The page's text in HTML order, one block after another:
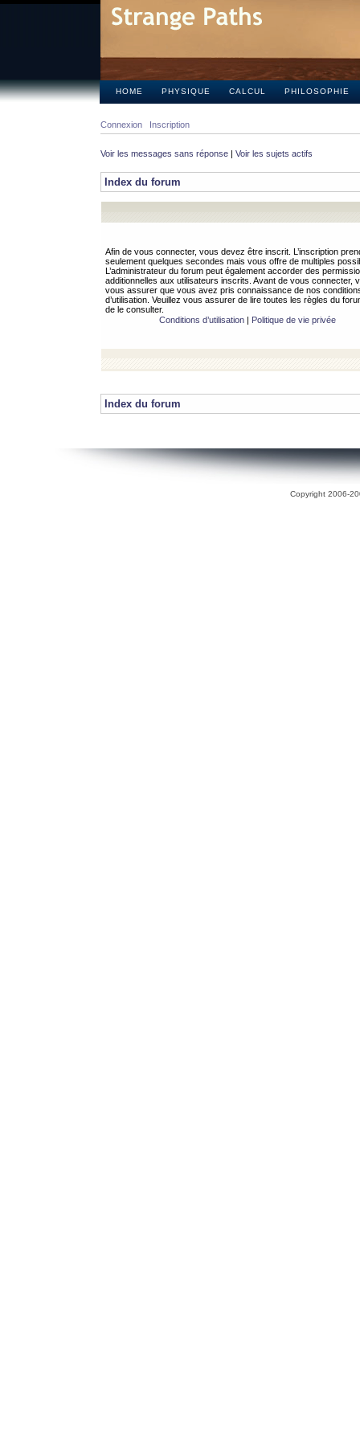
HOME PHYSIQUE CALCUL PHILOSOPHIE
Connexion Inscription
Voir les messages sans réponse | Voir les sujets actifs
Index du forum
Afin de vous connecter, vous devez être inscrit. L’inscription
seulement quelques secondes mais vous offre de multiples
L’administrateur du forum peut également accorder des
additionnelles aux utilisateurs inscrits. Avant de vous connecter,
vous assurer que vous avez pris connaissance de nos
d’utilisation. Veuillez vous assurer de lire toutes les règles du
de le consulter.
Conditions d’utilisation| Politique de vie privée
Index du forum
Copyright 2006-